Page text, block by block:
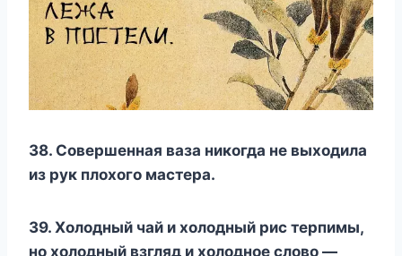
38. Совершенная ваза никогда не выходила
из рук плохого мастера.
39. Холодный чай и холодный рис терпимы,
но холодный взгляд и холодное слово —